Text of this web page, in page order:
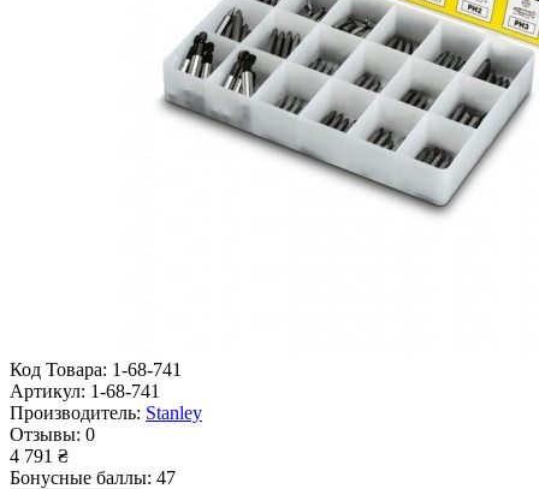
Код Товара: 1-68-741
Артикул: 1-68-741
Производитель: Stanley
Отзывы: 0
4 791 ₴
Бонусные баллы: 47